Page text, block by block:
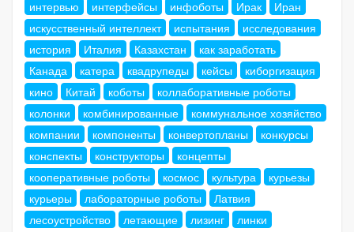
интервью
интерфейсы инфоботы Ирак
Иран
искусственный интеллект
испытания
исследования
история
Италия Казахстан
как заработать
Канада
катера квадрупеды кейсы
киборгизация
кино
Китай коботы
коллаборативные роботы
колонки
комбинированные
коммунальное хозяйство
компании
компоненты конвертопланы
конкурсы
конспекты
конструкторы
концепты
кооперативные роботы
космос культура
курьезы
курьеры
лабораторные роботы
Латвия
лесоустройство
летающие лизинг
линки